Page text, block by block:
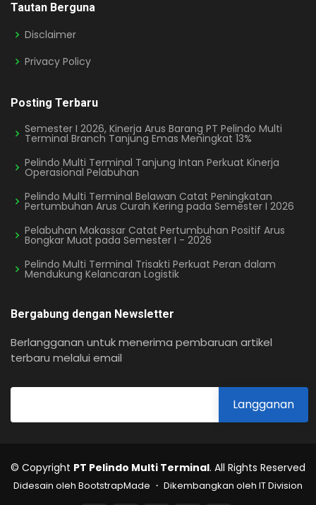
Tautan Berguna
Disclaimer
Privacy Policy
Posting Terbaru
Semester I 2026, Kinerja Arus Barang PT Pelindo Multi
Terminal Branch Tanjung Emas Meningkat 13%
Pelindo Multi Terminal Tanjung Intan Perkuat Kinerja
Operasional Pelabuhan
Pelindo Multi Terminal Belawan Catat Peningkatan
Pertumbuhan Arus Curah Kering pada Semester I 2026
Pelabuhan Makassar Catat Pertumbuhan Positif Arus
Bongkar Muat pada Semester I - 2026
Pelindo Multi Terminal Trisakti Perkuat Peran dalam
Mendukung Kelancaran Logistik
Bergabung dengan Newsletter
Berlangganan untuk menerima pembaruan artikel
terbaru melalui email
© Copyright PT Pelindo Multi Terminal. All Rights Reserved
Didesain oleh BootstrapMade ・ Dikembangkan oleh IT Division